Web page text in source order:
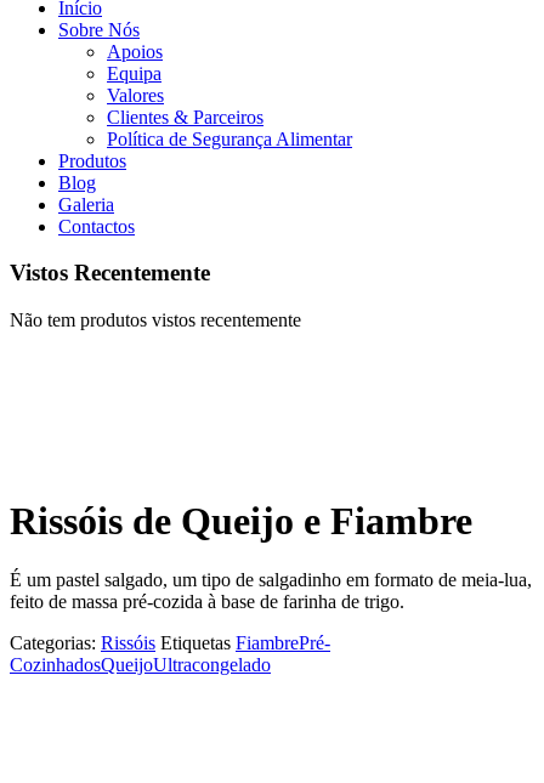
Início
Sobre Nós
Apoios
Equipa
Valores
Clientes & Parceiros
Política de Segurança Alimentar
Produtos
Blog
Galeria
Contactos
Vistos Recentemente
Não tem produtos vistos recentemente
Rissóis de Queijo e Fiambre
É um pastel salgado, um tipo de salgadinho em formato de meia-lua,
feito de massa pré-cozida à base de farinha de trigo.
Categorias: Rissóis Etiquetas FiambrePré-
CozinhadosQueijoUltracongelado